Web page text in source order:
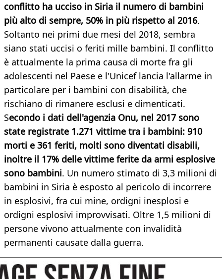
conflitto ha ucciso in Siria il numero di bambini
più alto di sempre, 50% in più rispetto al 2016.
Soltanto nei primi due mesi del 2018, sembra
siano stati uccisi o feriti mille bambini. Il conflitto
è attualmente la prima causa di morte fra gli
adolescenti nel Paese e l'Unicef lancia l'allarme in
particolare per i bambini con disabilità, che
rischiano di rimanere esclusi e dimenticati.
Secondo i dati dell'agenzia Onu, nel 2017 sono
state registrate 1.271 vittime tra i bambini: 910
morti e 361 feriti, molti sono diventati disabili,
inoltre il 17% delle vittime ferite da armi esplosive
sono bambini. Un numero stimato di 3,3 milioni di
bambini in Siria è esposto al pericolo di incorrere
in esplosivi, fra cui mine, ordigni inesplosi e
ordigni esplosivi improvvisati. Oltre 1,5 milioni di
persone vivono attualmente con invalidità
permanenti causate dalla guerra.